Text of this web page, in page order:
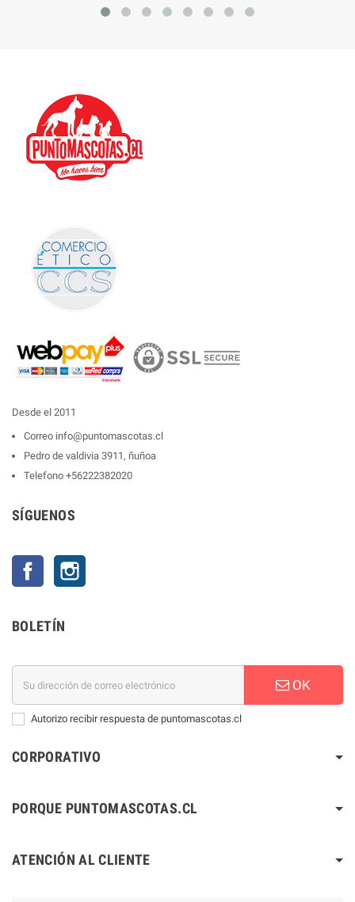
Desde el 2011
Correo info@puntomascotas.cl
Pedro de valdivia 3911, ñuñoa
Telefono +56222382020
SÍGUENOS
Facebook
BOLETÍN
OK
Autorizo recibir respuesta de puntomascotas.cl
CORPORATIVO
PORQUE PUNTOMASCOTAS.CL
ATENCIÓN AL CLIENTE